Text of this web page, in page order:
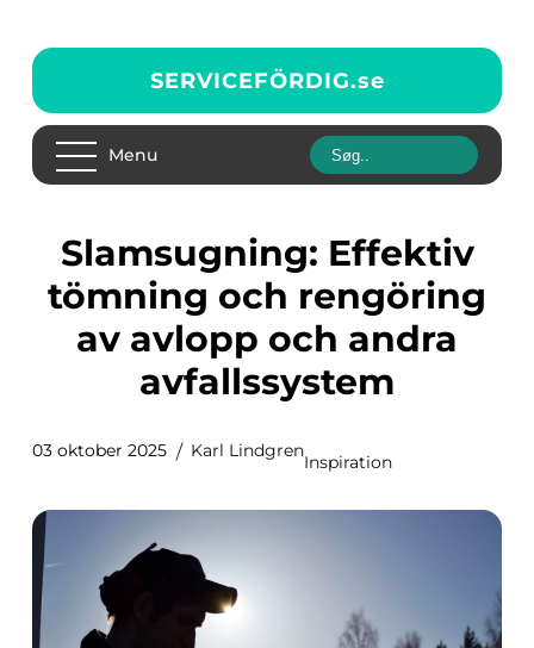
SERVICEFÖRDIG.se
Menu
Slamsugning: Effektiv
tömning och rengöring
av avlopp och andra
avfallssystem
03 oktober 2025 Karl Lindgren
Inspiration